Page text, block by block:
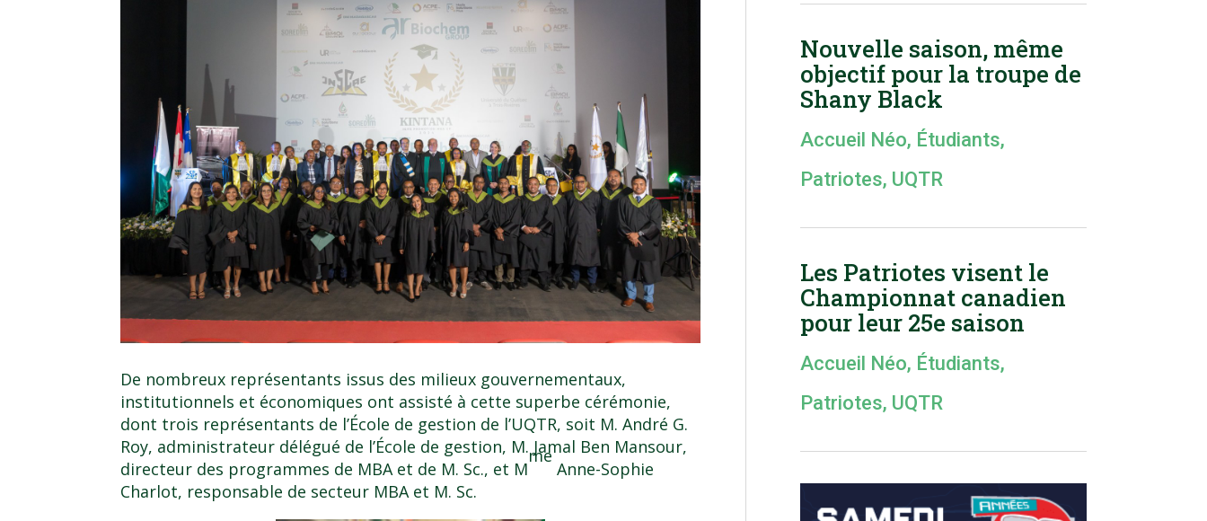
De nombreux représentants issus des milieux gouvernementaux,
institutionnels et économiques ont assisté à cette superbe cérémonie,
dont trois représentants de l’École de gestion de l’UQTR, soit M.André G.
Roy, administrateur délégué de l’École de gestion, M. Jamal Ben Mansour,
directeur des programmes de MBA et de M. Sc., et M
me
Anne-Sophie
Charlot, responsable de secteur MBA et M. Sc.
Nouvelle saison, même
objectif pour la troupe de
Shany Black
Accueil Néo, Étudiants,
Patriotes, UQTR
Les Patriotes visent le
Championnat canadien
pour leur 25e saison
Accueil Néo, Étudiants,
Patriotes, UQTR